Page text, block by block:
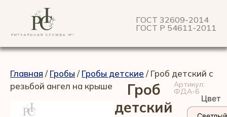
ГОСТ 32609-2014
ГОСТ Р 54611-2011
Главная /Гробы /Гробы детские / Гроб детский с
резьбой ангел на крыше
Гроб
детский
Артикул:
ФДА-6
Цвет